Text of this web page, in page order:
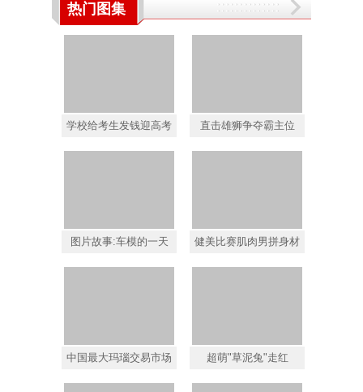
热门图集
学校给考生发钱迎高考 直击雄狮争夺霸主位
图片故事:车模的一天 健美比赛肌肉男拼身材
中国最大玛瑙交易市场 超萌"草泥兔"走红